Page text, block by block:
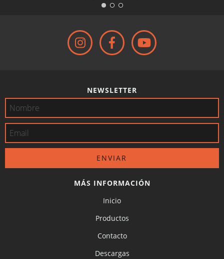
NEWSLETTER
MÁS INFORMACIÓN
Inicio
Productos
Contacto
Descargas